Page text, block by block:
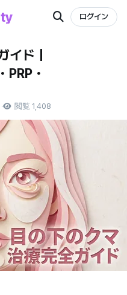
ログイン
ド｜
・
· 閲覧 1,408